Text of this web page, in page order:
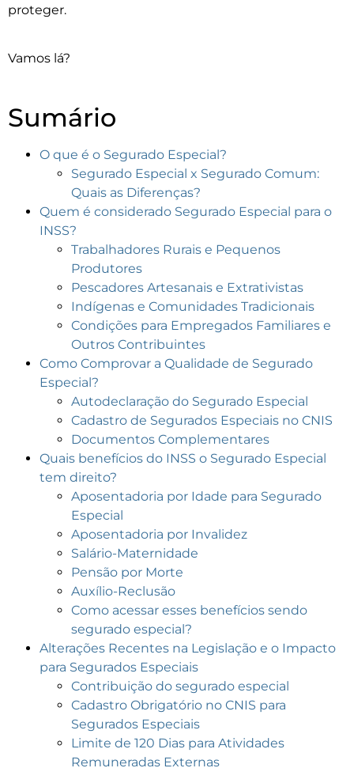
proteger.
Vamos lá?
Sumário
O que é o Segurado Especial?
Segurado Especial x Segurado Comum:
Quais as Diferenças?
Quem é considerado Segurado Especial para o
INSS?
Trabalhadores Rurais e Pequenos
Produtores
Pescadores Artesanais e Extrativistas
Indígenas e Comunidades Tradicionais
Condições para Empregados Familiares e
Outros Contribuintes
Como Comprovar a Qualidade de Segurado
Especial?
Autodeclaração do Segurado Especial
Cadastro de Segurados Especiais no CNIS
Documentos Complementares
Quais benefícios do INSS o Segurado Especial
tem direito?
Aposentadoria por Idade para Segurado
Especial
Aposentadoria por Invalidez
Salário-Maternidade
Pensão por Morte
Auxílio-Reclusão
Como acessar esses benefícios sendo
segurado especial?
Alterações Recentes na Legislação e o Impacto
para Segurados Especiais
Contribuição do segurado especial
Cadastro Obrigatório no CNIS para
Segurados Especiais
Limite de 120 Dias para Atividades
Remuneradas Externas